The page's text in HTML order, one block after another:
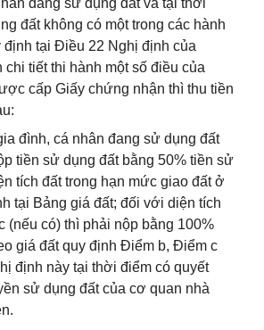
đang sử dụng đất và tại thời
đất không có một trong các hành
định tại Điều 22 Nghị định của
tiết thi hành một số điều của
cấp Giấy chứng nhận thì thu tiền
đình, cá nhân đang sử dụng đất
tiền sử dụng đất bằng 50% tiền sử
tích đất trong hạn mức giao đất ở
tại Bảng giá đất; đối với diện tích
(nếu có) thì phải nộp bằng 100%
giá đất quy định Điểm b, Điểm c
định này tại thời điểm có quyết
sử dụng đất của cơ quan nhà